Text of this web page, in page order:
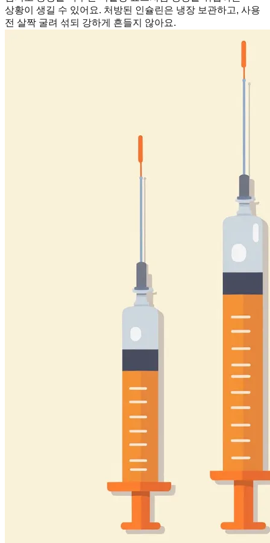
상황이 생길 수 있어요. 처방된 인슐린은 냉장 보관하고, 사용
전 살짝 굴려 섞되 강하게 흔들지 않아요.